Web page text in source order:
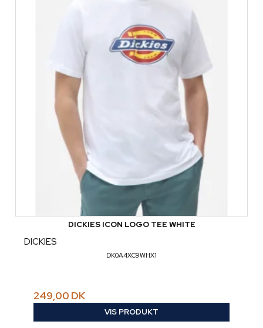
DICKIES ICON LOGO TEE WHITE
DICKIES
DK0A4XC9WHX1
249,00 DK
VIS PRODUKT